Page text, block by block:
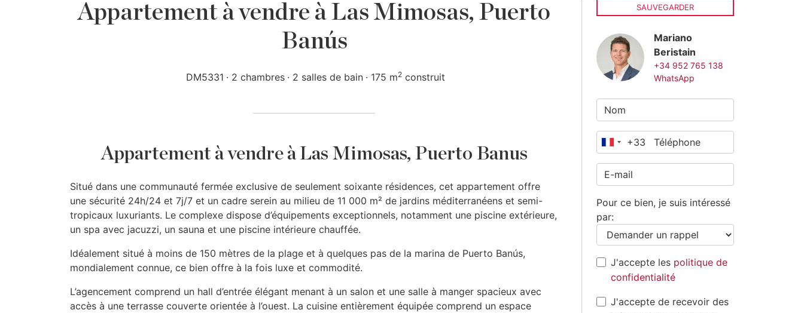
Appartement à vendre à Las Mimosas, Puerto
Banús
DM5331 2 chambres 2 salles de bain 175 m2construit
Appartement à vendre à Las Mimosas, Puerto Banus
Situé dans une communauté fermée exclusive de seulement soixante résidences, cet appartement offre
une sécurité 24h/24 et 7j/7 et un cadre serein au milieu de 11 000 m² de jardins méditerranéens et semi-
tropicaux luxuriants. Le complexe dispose d’équipements exceptionnels, notamment une piscine extérieure,
un spa avec jacuzzi, un sauna et une piscine intérieure chauffée.
Idéalement situé à moins de 150 mètres de la plage et à quelques pas de la marina de Puerto Banús,
mondialement connue, ce bien offre à la fois luxe et commodité.
L’agencement comprend un hall d’entrée élégant menant à un salon et une salle à manger spacieux avec
accès à une terrasse couverte orientée à l’ouest. La cuisine entièrement équipée comprend un espace
SAUVEGARDER
Mariano
Beristain
+34 952 765 138
WhatsApp
France
+33
Pour ce bien, je suis intéressé
par:
J'accepte les politique de
confidentialité
J'accepte de recevoir des